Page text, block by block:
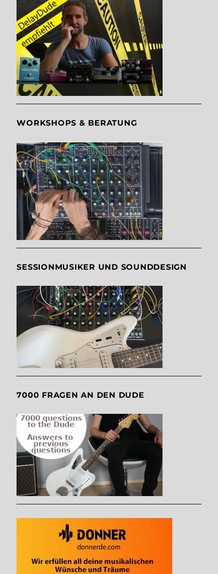
WORKSHOPS & BERATUNG
SESSIONMUSIKER UND SOUNDDESIGN
7000 FRAGEN AN DEN DUDE